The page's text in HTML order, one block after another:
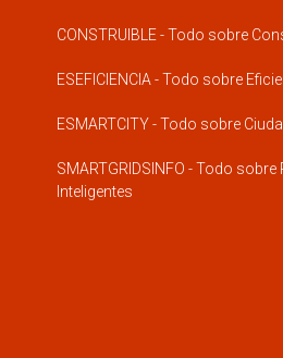
CONSTRUIBLE - Todo sobre
ESEFICIENCIA - Todo sobre
ESMARTCITY - Todo sobre
SMARTGRIDSINFO - Todo sobre
Inteligentes